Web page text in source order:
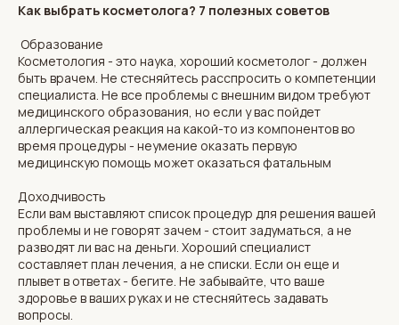
Как выбрать косметолога? 7 полезных советов
Образование
Косметология - это наука, хороший косметолог - должен
быть врачем. Не стесняйтесь расспросить о компетенции
специалиста. Не все проблемы с внешним видом требуют
медицинского образования, но если у вас пойдет
аллергическая реакция на какой-то из компонентов во
время процедуры - неумение оказать первую
медицинскую помощь может оказаться фатальным
Доходчивость
Если вам выставляют список процедур для решения вашей
проблемы и не говорят зачем - стоит задуматься, а не
разводят ли вас на деньги. Хороший специалист
составляет план лечения, а не списки. Если он еще и
плывет в ответах - бегите. Не забывайте, что ваше
здоровье в ваших руках и не стесняйтесь задавать
вопросы.